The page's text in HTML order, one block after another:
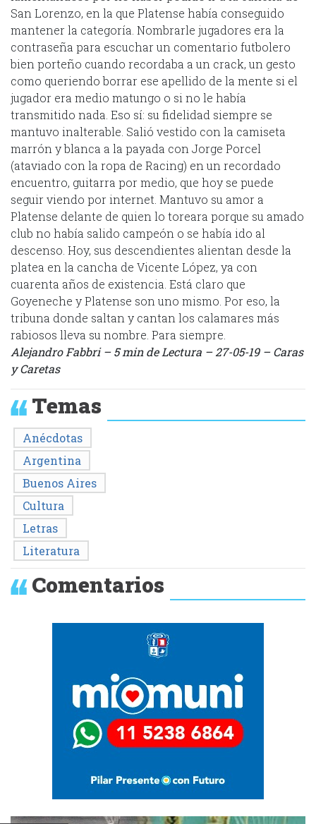
San Lorenzo, en la que Platense había conseguido
mantener la categoría. Nombrarle jugadores era la
contraseña para escuchar un comentario futbolero
bien porteño cuando recordaba a un crack, un gesto
como queriendo borrar ese apellido de la mente si el
jugador era medio matungo o si no le había
transmitido nada. Eso sí: su fidelidad siempre se
mantuvo inalterable. Salió vestido con la camiseta
marrón y blanca a la payada con Jorge Porcel
(ataviado con la ropa de Racing) en un recordado
encuentro, guitarra por medio, que hoy se puede
seguir viendo por internet. Mantuvo su amor a
Platense delante de quien lo toreara porque su amado
club no había salido campeón o se había ido al
descenso. Hoy, sus descendientes alientan desde la
platea en la cancha de Vicente López, ya con
cuarenta años de existencia. Está claro que
Goyeneche y Platense son uno mismo. Por eso, la
tribuna donde saltan y cantan los calamares más
rabiosos lleva su nombre. Para siempre.
Alejandro Fabbri – 5 min de Lectura – 27-05-19 – Caras
y Caretas
Temas
Anécdotas
Argentina
Buenos Aires
Cultura
Letras
Literatura
Comentarios